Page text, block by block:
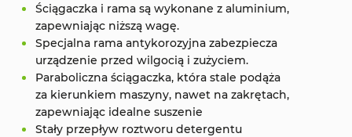
Ściągaczka i rama są wykonane z aluminium,
zapewniając niższą wagę.
Specjalna rama antykorozyjna zabezpiecza
urządzenie przed wilgocią i zużyciem.
Paraboliczna ściągaczka, która stale podąża
za kierunkiem maszyny, nawet na zakrętach,
zapewniając idealne suszenie
Stały przepływ roztworu detergentu